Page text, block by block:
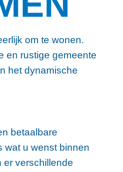
om te wonen.
en rustige gemeente
het dynamische
betaalbare
wat u wenst binnen
er verschillende